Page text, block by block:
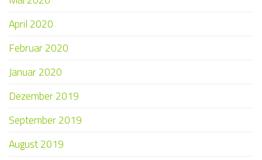
April 2020
Februar 2020
Januar 2020
Dezember 2019
September 2019
August 2019